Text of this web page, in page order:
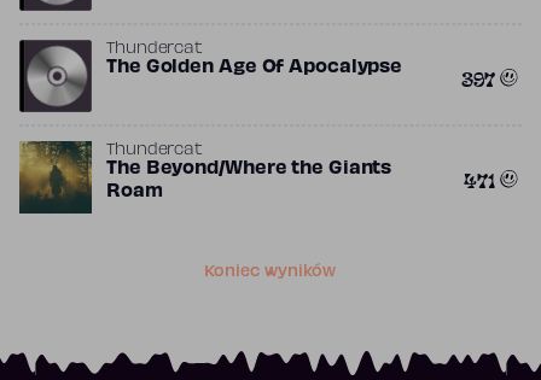
Thundercat
The Golden Age Of Apocalypse 397
Thundercat
The Beyond/Where the Giants
Roam
471
Koniec wyników